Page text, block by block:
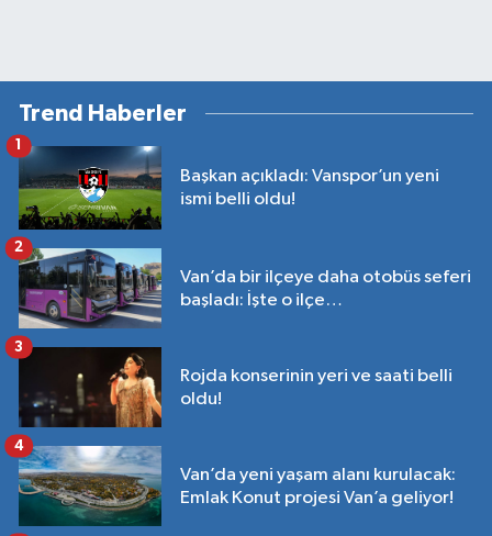
Trend Haberler
Başkan açıkladı: Vanspor’un yeni
ismi belli oldu!
1
Van’da bir ilçeye daha otobüs seferi
başladı: İşte o ilçe…
2
Rojda konserinin yeri ve saati belli
oldu!
3
Van’da yeni yaşam alanı kurulacak:
Emlak Konut projesi Van’a geliyor!
4